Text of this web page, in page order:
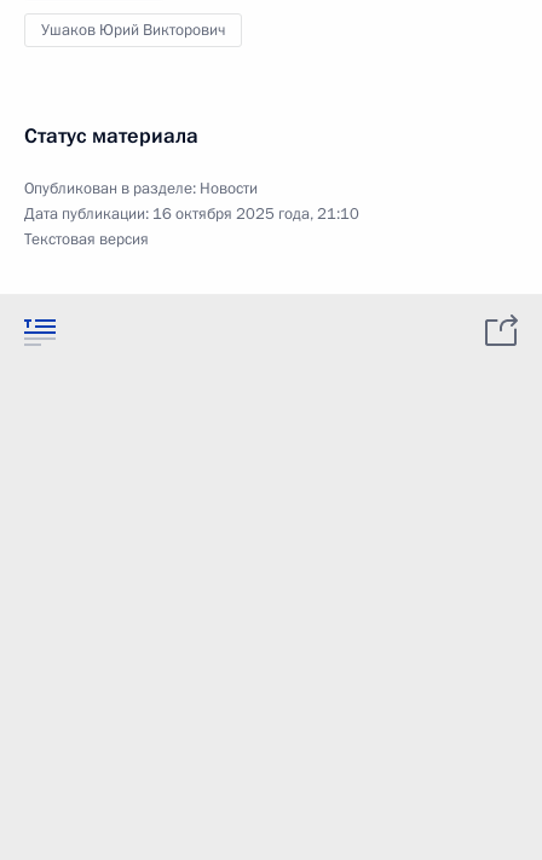
Ушаков Юрий Викторович
Статус материала
Опубликован в разделе: Новости
Дата публикации: 16 октября 2025 года, 21:10
Текстовая версия